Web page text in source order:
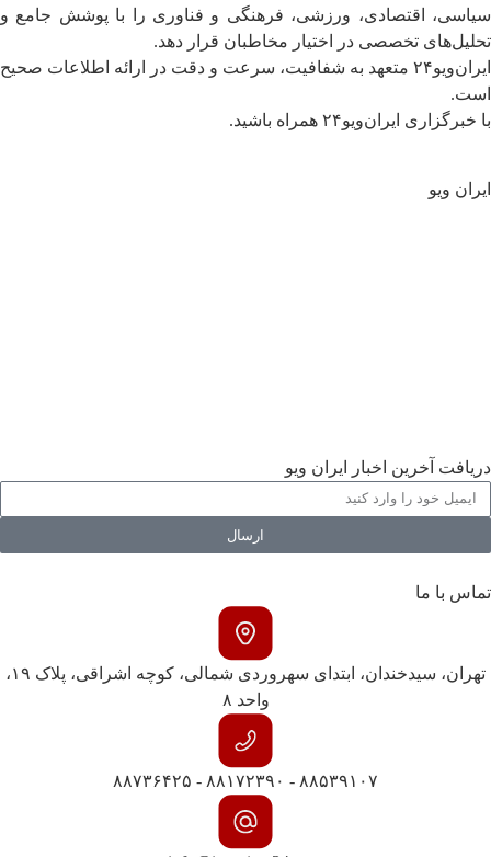
سیاسی، اقتصادی، ورزشی، فرهنگی و فناوری را با پوشش جامع و
تحلیل‌های تخصصی در اختیار مخاطبان قرار دهد.
ایران‌ویو۲۴ متعهد به شفافیت، سرعت و دقت در ارائه اطلاعات صحیح
است.
با خبرگزاری ایران‌ویو۲۴ همراه باشید.
ایران ویو
دریافت آخرین اخبار ایران ویو
ارسال
تماس با ما
تهران، سیدخندان، ابتدای سهروردی شمالی، کوچه اشراقی، پلاک ۱۹،
واحد ۸
۸۸۵۳۹۱۰۷ - ۸۸۱۷۲۳۹۰ - ۸۸۷۳۶۴۲۵